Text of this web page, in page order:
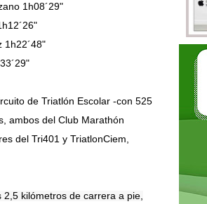
1h08´29"
1h22´48"
de Triatlón Escolar -con 525
ambos del Club Marathón
del Tri401 y TriatlonCiem,
kilómetros de carrera a pie,